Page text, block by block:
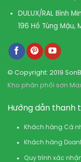
DULUX/RAL Bình
196 Hồ Tùng Mậu,
© Copyright: 2019
Kho phân phối sơn
Hướng dẫn thanh
Khách hàng Cá
Khách hàng
Quy trình xác